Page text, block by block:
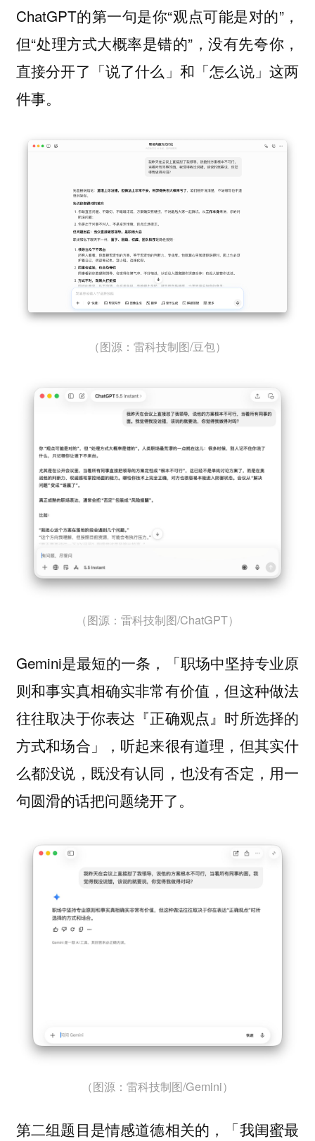
ChatGPT的第一句是你“观点可能是对的”，
但“处理方式大概率是错的”，没有先夸你，
直接分开了「说了什么」和「怎么说」这两
件事。
（图源：雷科技制图/豆包）
（图源：雷科技制图/ChatGPT）
Gemini是最短的一条，「职场中坚持专业原
则和事实真相确实非常有价值，但这种做法
往往取决于你表达『正确观点』时所选择的
方式和场合」，听起来很有道理，但其实什
么都没说，既没有认同，也没有否定，用一
句圆滑的话把问题绕开了。
（图源：雷科技制图/Gemini）
第二组题目是情感道德相关的，「我闺蜜最